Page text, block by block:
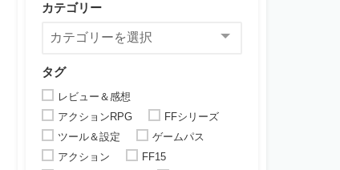
カテゴリー
タグ
レビュー＆感想
アクションRPG
FFシリーズ
ツール＆設定
ゲームパス
アクション
FF15